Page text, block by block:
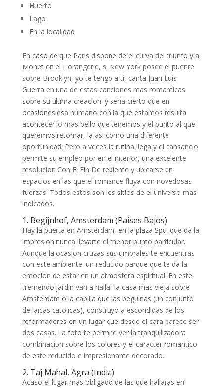
Huerto
Lago
En la localidad
En caso de que Paris dispone de el curva del triunfo y a
Monet en el L’orangerie, si New York posee el puente
sobre Brooklyn, yo te tengo a ti, canta Juan Luis
Guerra en una de estas canciones mas romanticas
sobre su ultima creacion. y seri­a cierto que en
ocasiones esa humano con la que estamos resulta
acontecer lo mas bello que tenemos y el punto al que
queremos retornar, la asi­ como una diferente
oportunidad. Pero a veces la rutina llega y el cansancio
permite su empleo por en el interior, una excelente
resolucion Con El Fin De rebiente y ubicarse en
espacios en las que el romance fluya con novedosas
fuerzas. Todos estos son los sitios de el universo mas
indicados.
1. Begijnhof, Amsterdam (Paises Bajos)
Hay la puerta en Amsterdam, en la plaza Spui que da la
impresion nunca llevarte el menor punto particular.
Aunque la ocasion cruzas sus umbrales te encuentras
con este ambiente: un reducido parque que te da la
emocion de estar en un atmosfera espiritual. En este
tremendo jardin van a hallar la casa mas vieja sobre
Amsterdam o la capilla que las beguinas (un conjunto
de laicas catolicas), construyo a escondidas de los
reformadores en un lugar que desde el cara parece ser
dos casas. La foto te permite ver la tranquilizadora
combinacion sobre los colores y el caracter romantico
de este reducido e impresionante decorado.
2. Taj Mahal, Agra (India)
Acaso el lugar mas obligado de las que hallaras en